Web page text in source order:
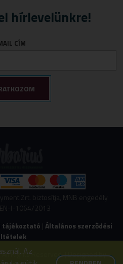
hírlevelünkre!
CÍM
Zrt. biztosítja, MNB engedély
I-1064/2013
tájékoztató |Általános szerződési
Rights Reserved. | Designed by
Az